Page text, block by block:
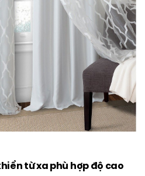
từ xa phù hợp độ cao